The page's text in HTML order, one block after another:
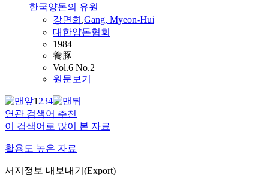
한국양돈의 유원
강면희 ,Gang, Myeon-Hui
대한양돈협회
1984
養豚
Vol.6 No.2
원문보기
1234
연관 검색어 추천
이 검색어로 많이 본 자료
활용도 높은 자료
서지정보 내보내기(Export)